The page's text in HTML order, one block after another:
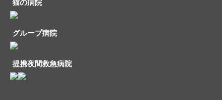
猫の病院
グループ病院
提携夜間救急病院